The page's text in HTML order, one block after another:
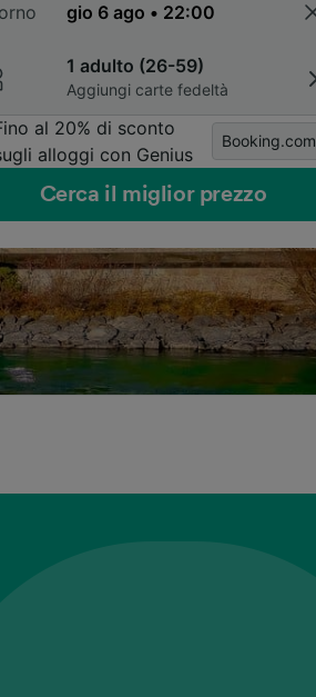
1 adulto (26-59)
Aggiungi carte fedeltà
al 20% di sconto
alloggi con Genius
Booking.com
Cerca il miglior prezzo